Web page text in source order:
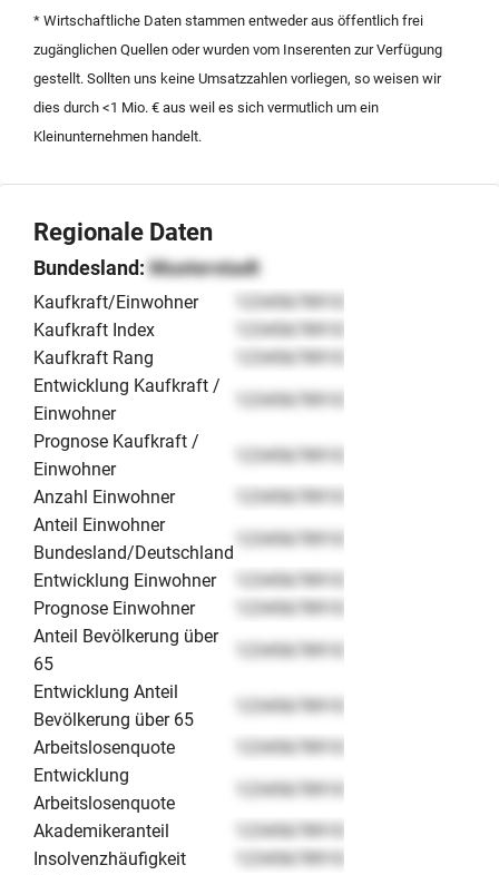
Warenbestands von etwa 750.000 Euro. Dieses
Angebot bietet eine attraktive Gelegenheit zur
Übernahme eines international profilierten
Handelsunternehmens mit einem EBIDA-Multiple von
circa 2,3.
* Wirtschaftliche Daten stammen entweder aus öffentlich frei
zugänglichen Quellen oder wurden vom Inserenten zur Verfügung
gestellt. Sollten uns keine Umsatzzahlen vorliegen, so weisen wir
dies durch <1 Mio. € aus weil es sich vermutlich um ein
Kleinunternehmen handelt.
Regionale Daten
Bundesland: Musterstadt
Kaufkraft/Einwohner
12345678910
Kaufkraft Index
12345678910
Kaufkraft Rang
12345678910
Entwicklung Kaufkraft /
Einwohner
12345678910
Prognose Kaufkraft /
Einwohner
12345678910
Anzahl Einwohner
12345678910
Anteil Einwohner
Bundesland/Deutschland
12345678910
Entwicklung Einwohner
12345678910
Prognose Einwohner
12345678910
Anteil Bevölkerung über
65
12345678910
Entwicklung Anteil
Bevölkerung über 65
12345678910
Arbeitslosenquote
12345678910
Entwicklung
Arbeitslosenquote
12345678910
Akademikeranteil
12345678910
Insolvenzhäufigkeit
12345678910